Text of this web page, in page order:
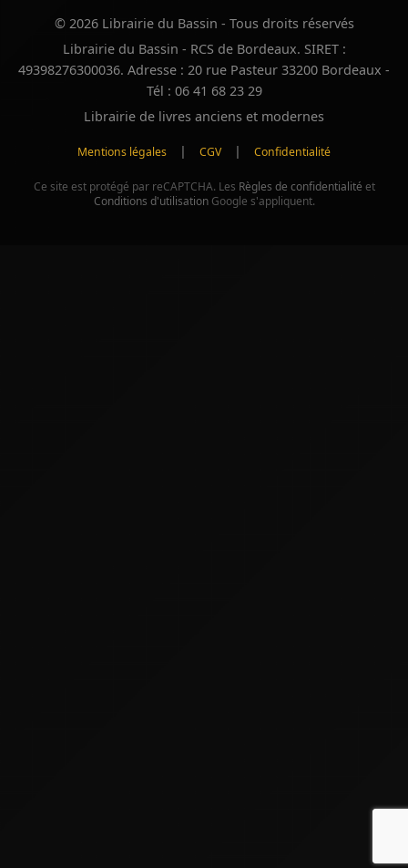
© 2026 Librairie du Bassin - Tous droits réservés
Librairie du Bassin - RCS de Bordeaux. SIRET :
49398276300036. Adresse : 20 rue Pasteur 33200 Bordeaux -
Tél : 06 41 68 23 29
Librairie de livres anciens et modernes
Mentions légales | CGV | Confidentialité
Ce site est protégé par reCAPTCHA. Les Règles de confidentialité et
Conditions d'utilisationGoogle s'appliquent.